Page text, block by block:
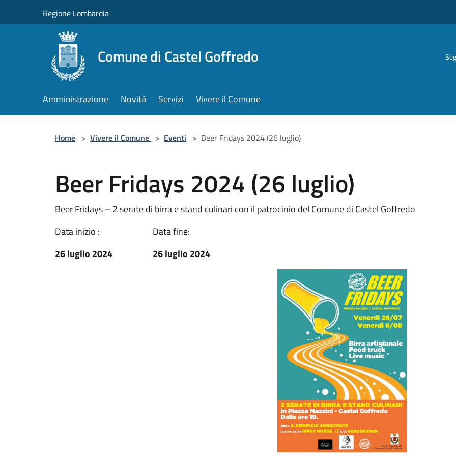
Regione Lombardia
Comune di Castel Goffredo
Amministrazione Novità Servizi Vivere il Comune
Home > Vivere il Comune > Eventi > Beer Fridays 2024 (26 luglio)
Beer Fridays 2024 (26 luglio)
Beer Fridays – 2 serate di birra e stand culinari con il patrocinio del Comune di Castel Goffredo
Data inizio :
26 luglio 2024
Data fine:
26 luglio 2024